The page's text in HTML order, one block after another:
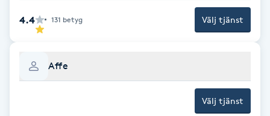
IPL
IPL hårborttagning
4.4 131 betyg Välj tjänst
Affe
Välj tjänst